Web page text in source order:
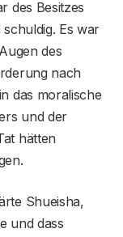
des Besitzes
Es war
des
nach
das moralische
und der
hätten
Shueisha,
und dass